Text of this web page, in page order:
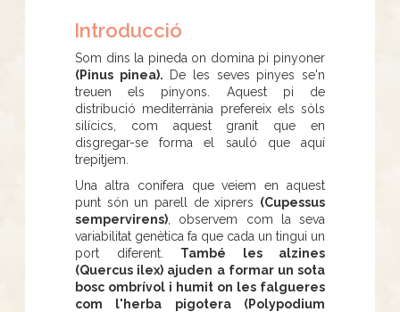
Introducció
Som dins la pineda on domina pi pinyoner
(Pinus pinea). De les seves pinyes se'n
treuen els pinyons. Aquest pi de
distribució mediterrània prefereix els sòls
silícics, com aquest granit que en
disgregar-se forma el sauló que aquí
trepitjem.
Una altra conífera que veiem en aquest
punt són un parell de xiprers (Cupessus
sempervirens) , observem com la seva
variabilitat genètica fa que cada un tingui un
port diferent. També les alzines
(Quercus ilex) ajuden a formar un sota
bosc ombrívol i humit on les falgueres
com l'herba pigotera (Polypodium